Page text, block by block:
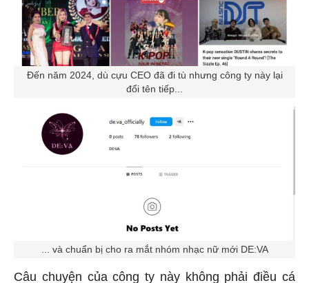
Đến năm 2024, dù cựu CEO đã đi tù nhưng công ty này lại
đổi tên tiếp...
... và chuẩn bị cho ra mắt nhóm nhạc nữ mới DE:VA
Câu chuyện của công ty này không phải điều cá